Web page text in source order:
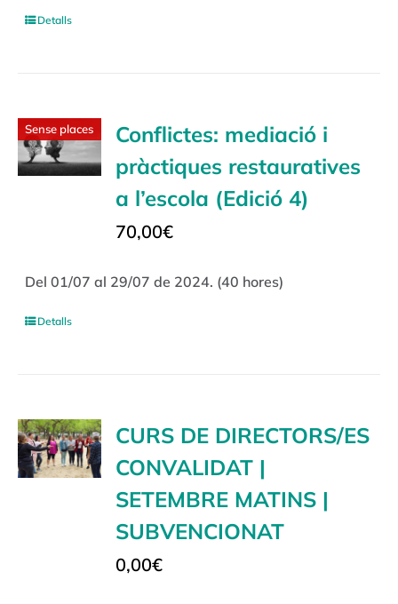
Detalls
Sense places
Conflictes: mediació i
pràctiques restauratives
a l’escola (Edició 4)
70,00€
Del 01/07 al 29/07 de 2024. (40 hores)
Detalls
CURS DE DIRECTORS/ES
CONVALIDAT |
SETEMBRE MATINS |
SUBVENCIONAT
0,00€